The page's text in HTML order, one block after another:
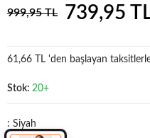
999,95 TL 739,95
61,66 TL 'den başlayan
Stok: 20+
: Siyah